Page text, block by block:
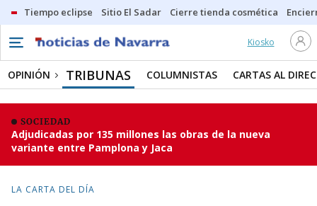
Tiempo eclipse Sitio El Sadar Cierre tienda cosmética
Kiosko
OPINIÓN TRIBUNAS COLUMNISTAS CARTAS AL
SOCIEDAD
Adjudicadas por 135 millones las obras de la nueva
variante entre Pamplona y Jaca
LA CARTA DEL DÍA